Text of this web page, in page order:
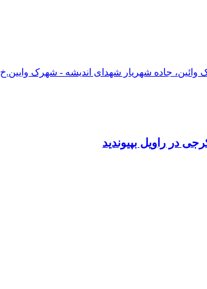
جاده شهریار شهدای اندیشه - شهرک وایین.خ